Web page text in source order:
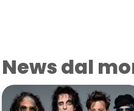
News dal